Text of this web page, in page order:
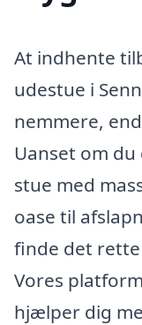
At indhente
udestue i
nemmere,
Uanset om
stue med
oase til
finde det
Vores
hjælper dig